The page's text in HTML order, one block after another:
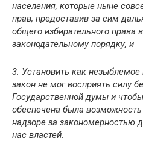
населения, которые ныне
прав, предоставив за сим
общего избирательного права
законодательному порядку, и
3. Установить как
закон не мог восприять силу
Государственной думы и
обеспечена была возможность
надзоре за закономерностью
нас властей.